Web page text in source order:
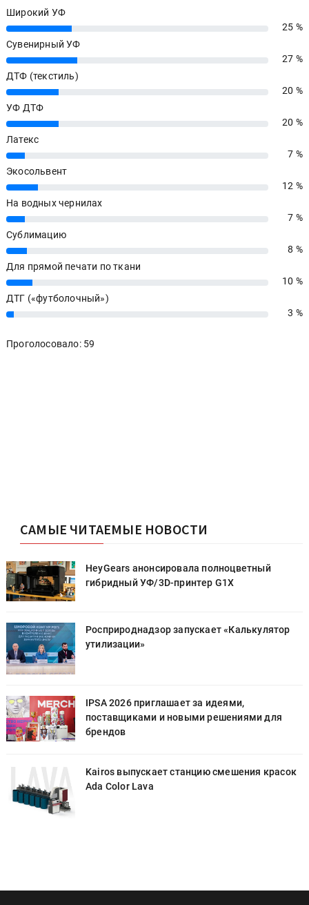
Широкий УФ
25%
25 %
Сувенирный УФ
27%
27 %
ДТФ (текстиль)
20%
20 %
УФ ДТФ
20%
20 %
Латекс
7%
7 %
Экосольвент
12%
12 %
На водных чернилах
7%
7 %
Сублимацию
8%
8 %
Для прямой печати по ткани
10%
10 %
ДТГ («футболочный»)
3% 3 %
Проголосовало: 59
САМЫЕ ЧИТАЕМЫЕ НОВОСТИ
HeyGears анонсировала полноцветный
гибридный УФ/3D-принтер G1X
Росприроднадзор запускает «Калькулятор
утилизации»
IPSA 2026 приглашает за идеями,
поставщиками и новыми решениями для
брендов
Kairos выпускает станцию смешения красок
Ada Color Lava